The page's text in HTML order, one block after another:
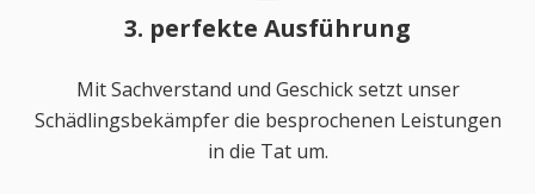
3. perfekte Ausführung
Mit Sachverstand und Geschick setzt unser
Schädlingsbekämpfer die besprochenen Leistungen
in die Tat um.